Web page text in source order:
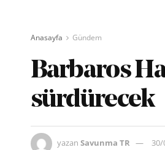
Anasayfa Gündem
Barbaros
sürdürecek
yazan Savunma TR 30/